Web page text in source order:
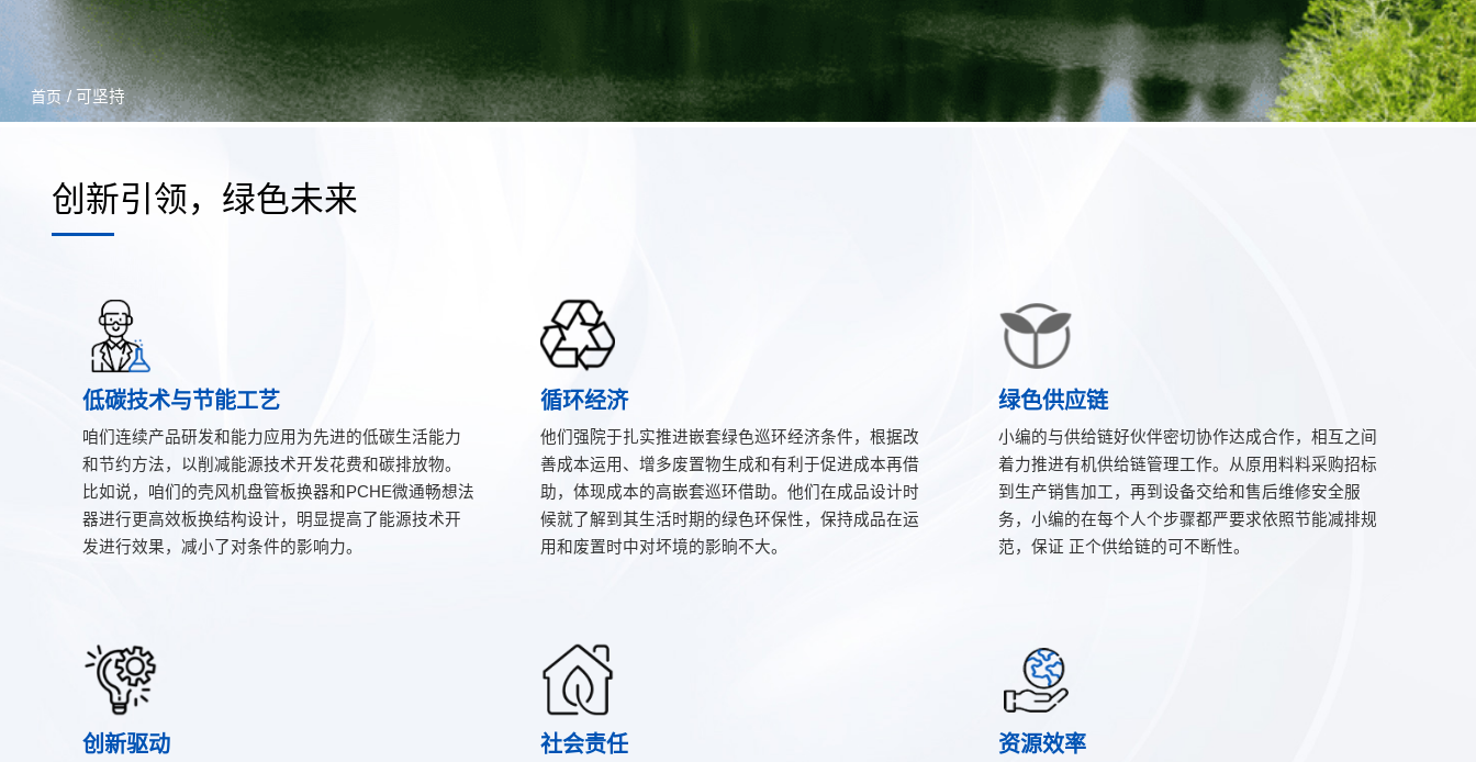
首页 / 可坚持
创新引领，绿色未来
低碳技术与节能工艺
咱们连续产品研发和能力应用为先进的低碳生活能力
和节约方法，以削减能源技术开发花费和碳排放物。
比如说，咱们的壳风机盘管板换器和PCHE微通畅想法
器进行更高效板换结构设计，明显提高了能源技术开
发进行效果，减小了对条件的影响力。
循环经济
他们强院于扎实推进嵌套绿色巡环经济条件，根据改
善成本运用、增多废置物生成和有利于促进成本再借
助，体现成本的高嵌套巡环借助。他们在成品设计时
候就了解到其生活时期的绿色环保性，保持成品在运
用和废置时中对坏境的影晌不大。
绿色供应链
小编的与供给链好伙伴密切协作达成合作，相互之间
着力推进有机供给链管理工作。从原用料料采购招标
到生产销售加工，再到设备交给和售后维修安全服
务，小编的在每个人个步骤都严要求依照节能减排规
范，保证 正个供给链的可不断性。
创新驱动 社会责任 资源效率